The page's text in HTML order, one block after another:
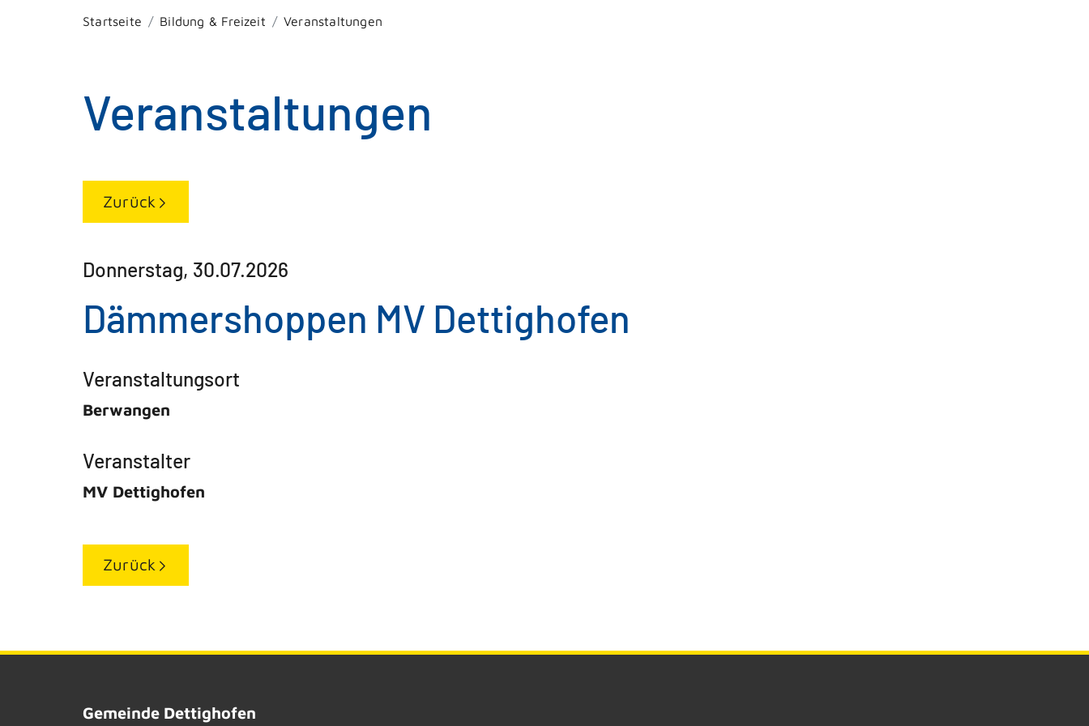
Startseite Bildung & Freizeit Veranstaltungen
Veranstaltungen
Zurück
Donnerstag, 30.07.2026
Dämmershoppen MV Dettighofen
Veranstaltungsort
Berwangen
Veranstalter
MV Dettighofen
Zurück
Gemeinde Dettighofen